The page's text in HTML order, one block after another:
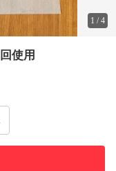
1 /4
使用